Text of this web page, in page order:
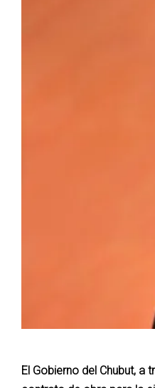
El Gobierno del Chubut, a